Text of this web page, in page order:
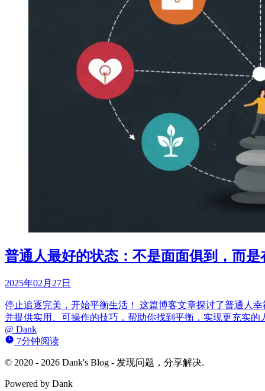
普通人最好的状态：不是面面俱到，而
2025年02月27日
停止追逐完美，开始平衡生活！ 这篇博客文章探讨了普通
并提供实用、可操作的技巧，帮助你找到平衡，实现更充实
@ Dank
7分钟阅读
© 2020 - 2026 Dank's Blog - 发现问题，分享解决.
Powered by Dank